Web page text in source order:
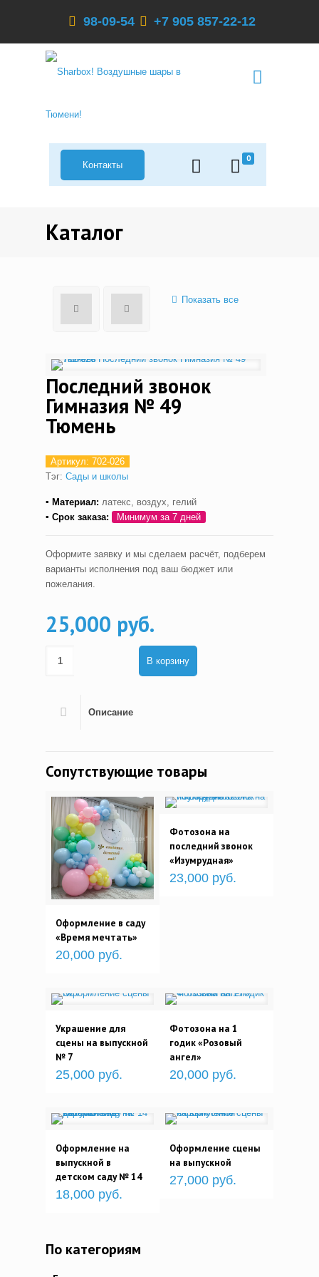
98-09-54 +7 905 857-22-12
0
Контакты
Каталог
Показать все
Последний звонок
Гимназия № 49
Тюмень
Артикул: 702-026
Тэг: Сады и школы
▪ Материал: латекс, воздух, гелий
▪ Срок заказа: Минимум за 7 дней
Оформите заявку и мы сделаем расчёт, подберем
варианты исполнения под ваш бюджет или
пожелания.
25,000 руб.
В корзину
Описание
Сопутствующие товары
Оформление в саду
«Время мечтать»
20,000 руб.
Фотозона на
последний звонок
«Изумрудная»
23,000 руб.
Украшение для
сцены на выпускной
№ 7
25,000 руб.
Фотозона на 1
годик «Розовый
ангел»
20,000 руб.
Оформление на
выпускной в
детском саду № 14
18,000 руб.
Оформление сцены
на выпускной
27,000 руб.
По категориям